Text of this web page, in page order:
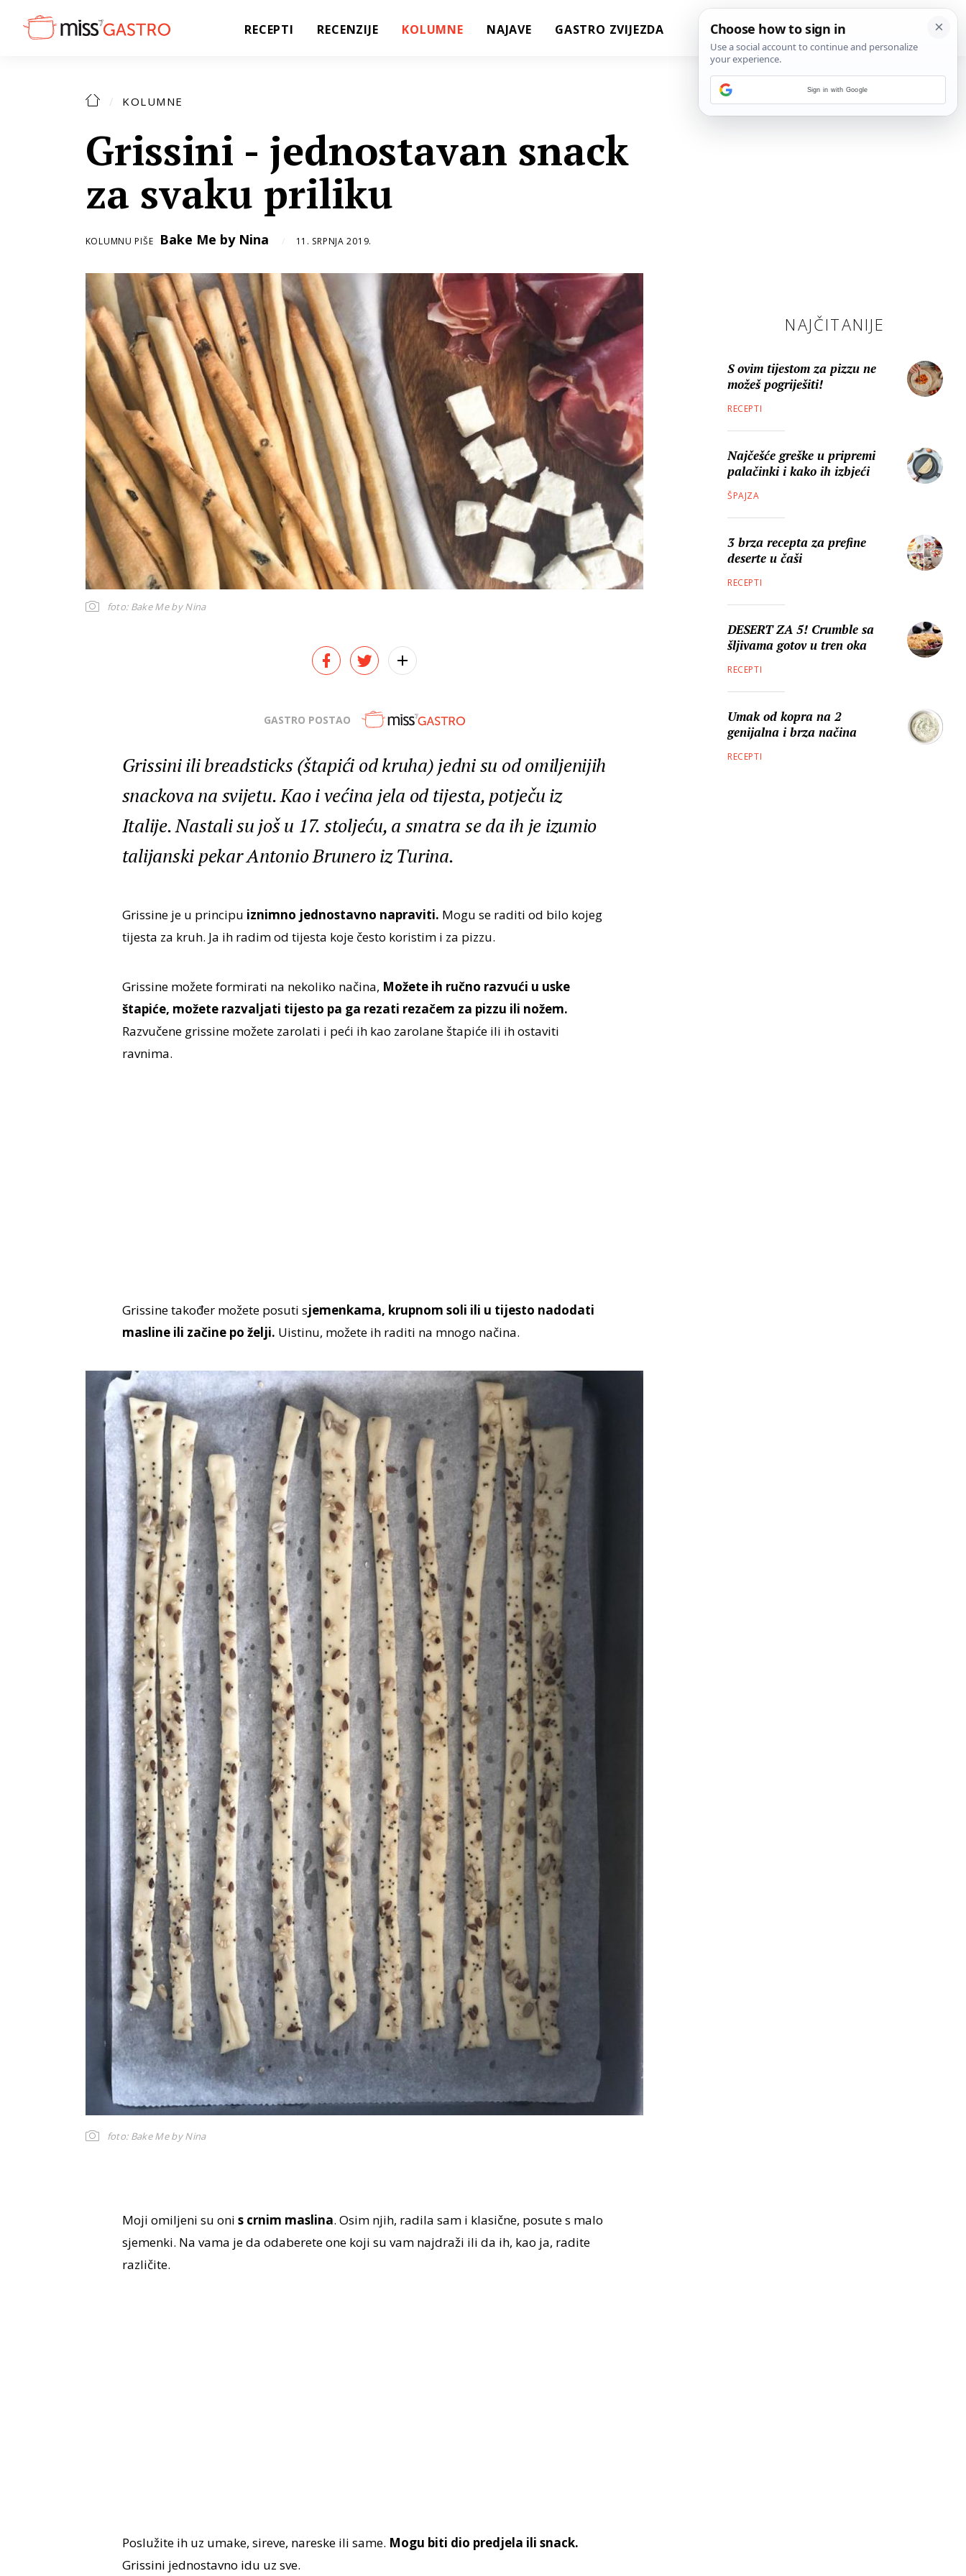
RECEPTI RECENZIJE KOLUMNE NAJAVE GASTRO ZVIJEZDA
KOLUMNE
Grissini - jednostavan snack
za svaku priliku
KOLUMNU PIŠE Bake Me by Nina 11. SRPNJA 2019.
foto: Bake Me by Nina
GASTRO POSTAO
Grissini ili breadsticks (štapići od kruha) jedni su od omiljenijih
snackova na svijetu. Kao i većina jela od tijesta, potječu iz
Italije. Nastali su još u 17. stoljeću, a smatra se da ih je izumio
talijanski pekar Antonio Brunero iz Turina.
Grissine je u principu iznimno jednostavno napraviti. Mogu se raditi od bilo kojeg
tijesta za kruh. Ja ih radim od tijesta koje često koristim i za pizzu.
Grissine možete formirati na nekoliko načina, Možete ih ručno razvući u uske
štapiće, možete razvaljati tijesto pa ga rezati rezačem za pizzu ili nožem.
Razvučene grissine možete zarolati i peći ih kao zarolane štapiće ili ih ostaviti
ravnima.
Grissine također možete posuti sjemenkama, krupnom soli ili u tijesto nadodati
masline ili začine po želji. Uistinu, možete ih raditi na mnogo načina.
foto: Bake Me by Nina
Moji omiljeni su oni s crnim maslina. Osim njih, radila sam i klasične, posute s malo
sjemenki. Na vama je da odaberete one koji su vam najdraži ili da ih, kao ja, radite
različite.
Poslužite ih uz umake, sireve, nareske ili same. Mogu biti dio predjela ili snack.
Grissini jednostavno idu uz sve.
NAJČITANIJE
S ovim tijestom za pizzu ne
možeš pogriješiti!
RECEPTI
Najčešće greške u pripremi
palačinki i kako ih izbjeći
ŠPAJZA
3 brza recepta za prefine
deserte u čaši
RECEPTI
DESERT ZA 5! Crumble sa
šljivama gotov u tren oka
RECEPTI
Umak od kopra na 2
genijalna i brza načina
RECEPTI
Sign in with Google